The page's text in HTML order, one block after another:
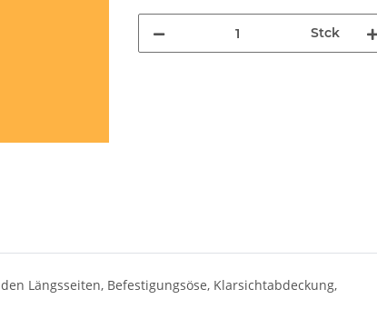
Stck
Längsseiten, Befestigungsöse, Klarsichtabdeckung,